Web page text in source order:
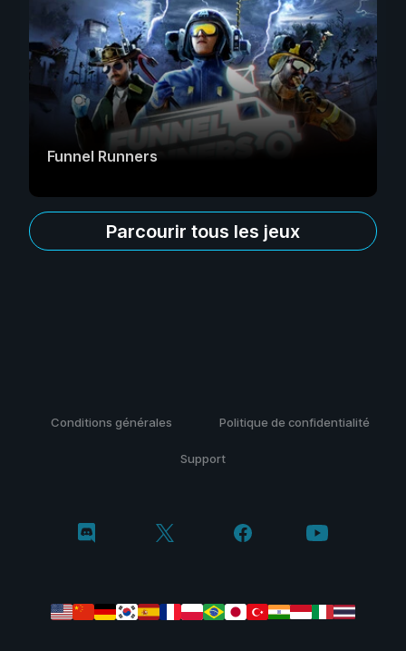
Funnel Runners
Parcourir tous les jeux
Conditions générales Politique de confidentialité
Support